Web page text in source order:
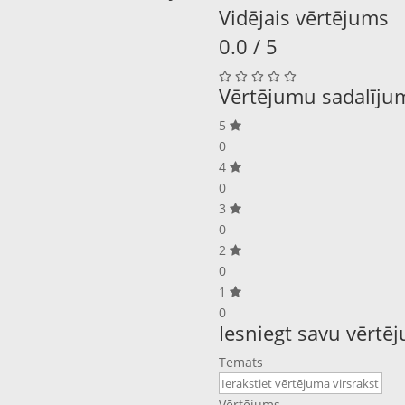
Vidējais vērtējums
0.0 / 5
Vērtējumu
5
0
4
0
3
0
2
0
1
0
Iesniegt savu
Temats